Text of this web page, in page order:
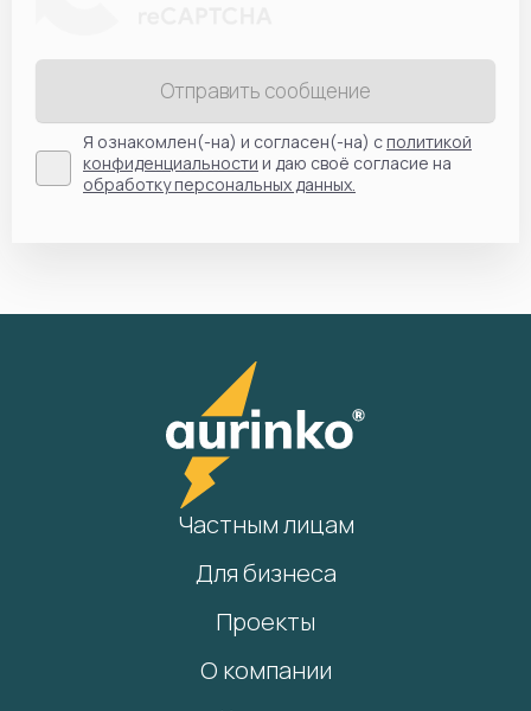
Отправить сообщение
Я ознакомлен(-на) и согласен(-на) сполитикой
конфиденциальности и даю своё согласие на
обработку персональных данных.
Частным лицам
Для бизнеса
Проекты
О компании